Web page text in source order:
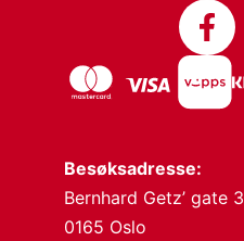
Besøksadresse:
Bernhard Getz’ gate 3
0165 Oslo